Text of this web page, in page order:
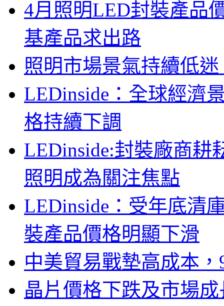
4月照明LED封裝產品
基產品求出路
照明市場景氣持續低
LEDinside：全球經濟
格持續下調
LEDinside:封裝廠商耕
照明成為關注焦點
LEDinside：受年底清
裝產品價格明顯下滑
中美貿易戰墊高成本
晶片價格下跌及市場